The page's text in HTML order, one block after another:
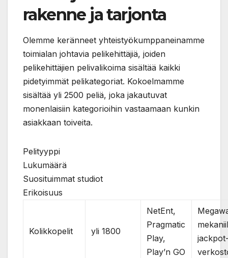
rakenne ja tarjonta
Olemme keränneet yhteistyökumppaneinamme
toimialan johtavia pelikehittäjiä, joiden
pelikehittäjien pelivalikoima sisältää kaikki
pidetyimmät pelikategoriat. Kokoelmamme
sisältää yli 2500 peliä, joka jakautuvat
monenlaisiin kategorioihin vastaamaan kunkin
asiakkaan toiveita.
Pelityyppi
Lukumäärä
Suosituimmat studiot
Erikoisuus
Kolikkopelit yli 1800
NetEnt,
Pragmatic
Play,
Play’n GO